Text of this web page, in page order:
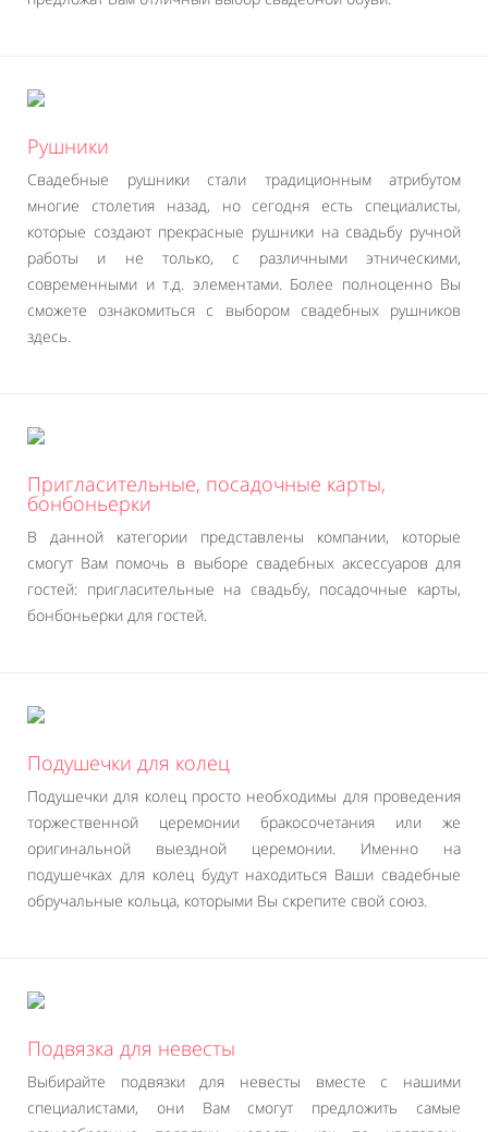
Рушники
Свадебные рушники стали традиционным атрибутом
многие столетия назад, но сегодня есть специалисты,
которые создают прекрасные рушники на свадьбу ручной
работы и не только, с различными этническими,
современными и т.д. элементами. Более полноценно Вы
сможете ознакомиться с выбором свадебных рушников
здесь.
Пригласительные, посадочные карты,
бонбоньерки
В данной категории представлены компании, которые
смогут Вам помочь в выборе свадебных аксессуаров для
гостей: пригласительные на свадьбу, посадочные карты,
бонбоньерки для гостей.
Подушечки для колец
Подушечки для колец просто необходимы для проведения
торжественной церемонии бракосочетания или же
оригинальной выездной церемонии. Именно на
подушечках для колец будут находиться Ваши свадебные
обручальные кольца, которыми Вы скрепите свой союз.
Подвязка для невесты
Выбирайте подвязки для невесты вместе с нашими
специалистами, они Вам смогут предложить самые